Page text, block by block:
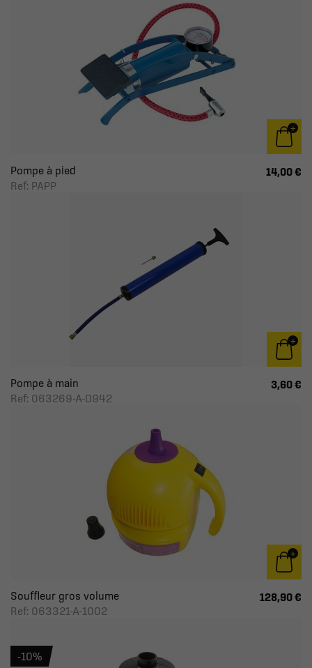
Pompe à pied
Ref: PAPP
14,00 €
Pompe à main
Ref: 063269-A-0942
3,60 €
Souffleur gros volume
Ref: 063321-A-1002
128,90 €
-10%